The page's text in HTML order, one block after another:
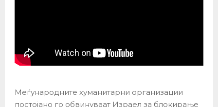
Меѓународните хуманитарни организации
постојано го обвинуваат Израел за блокирање